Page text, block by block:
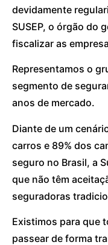
devidamente
SUSEP, o órgão do
fiscalizar as
Representamos o
segmento de
anos de mercado.
Diante de um
carros e 89% dos
seguro no Brasil, a
que não têm
seguradoras
Existimos para que
passear de forma